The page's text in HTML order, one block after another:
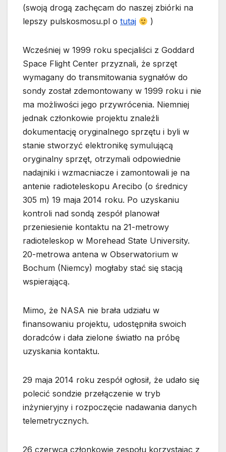
(swoją drogą zachęcam do naszej zbiórki na
lepszy pulskosmosu.pl o tutaj )
Wcześniej w 1999 roku specjaliści z Goddard
Space Flight Center przyznali, że sprzęt
wymagany do transmitowania sygnałów do
sondy został zdemontowany w 1999 roku i nie
ma możliwości jego przywrócenia. Niemniej
jednak członkowie projektu znaleźli
dokumentację oryginalnego sprzętu i byli w
stanie stworzyć elektronikę symulującą
oryginalny sprzęt, otrzymali odpowiednie
nadajniki i wzmacniacze i zamontowali je na
antenie radioteleskopu Arecibo (o średnicy
305 m) 19 maja 2014 roku. Po uzyskaniu
kontroli nad sondą zespół planował
przeniesienie kontaktu na 21-metrowy
radioteleskop w Morehead State University.
20-metrowa antena w Obserwatorium w
Bochum (Niemcy) mogłaby stać się stacją
wspierającą.
Mimo, że NASA nie brała udziału w
finansowaniu projektu, udostępniła swoich
doradców i dała zielone światło na próbę
uzyskania kontaktu.
29 maja 2014 roku zespół ogłosił, że udało się
polecić sondzie przełączenie w tryb
inżynieryjny i rozpoczęcie nadawania danych
telemetrycznych.
26 czerwca członkowie zespołu korzystając z